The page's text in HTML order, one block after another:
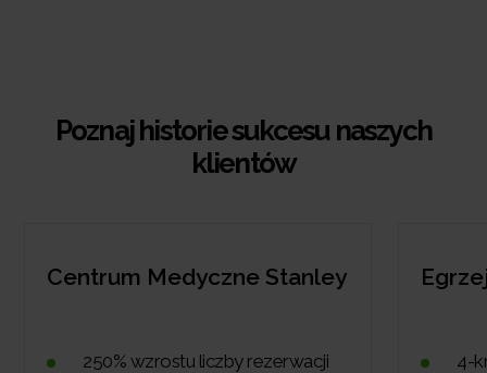
Poznaj historie sukcesu naszych
klientów
Stanley
rezerwacji
Egrzejniki
4-krotny wzrost